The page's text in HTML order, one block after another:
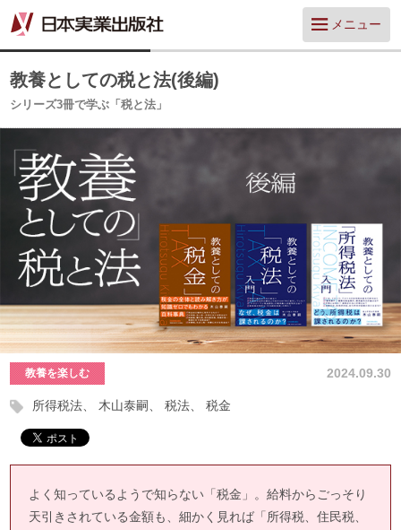
メニュー
教養としての税と法(後編)
シリーズ3冊で学ぶ「税と法」
2024.09.30
教養を楽しむ
所得税法 木山泰嗣 税法 税金
よく知っているようで知らない「税金」。給料からごっそり
天引きされている金額も、細かく見れば「所得税、住民税、